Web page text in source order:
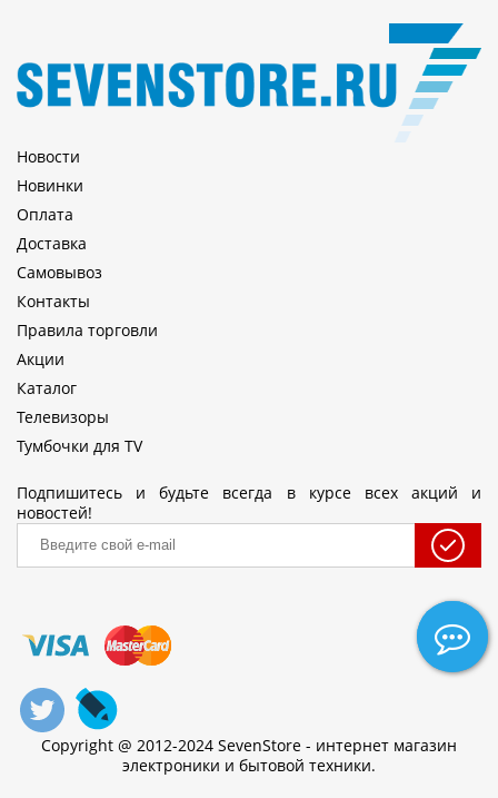
Новости
Новинки
Оплата
Доставка
Самовывоз
Контакты
Правила торговли
Акции
Каталог
Телевизоры
Тумбочки для TV
Подпишитесь и будьте всегда в курсе всех акций и
новостей!
Copyright @ 2012-2024 SevenStore - интернет магазин
электроники и бытовой техники.